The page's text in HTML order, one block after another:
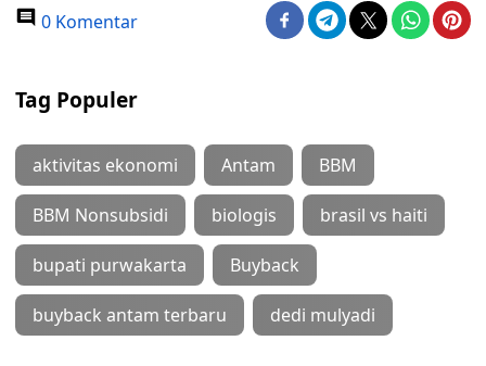
0 Komentar
Tag Populer
aktivitas ekonomi Antam BBM
BBM Nonsubsidi biologis brasil vs haiti
bupati purwakarta Buyback
buyback antam terbaru dedi mulyadi